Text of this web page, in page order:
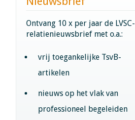
Ontvang 10 x per jaar de LVSC-
relatienieuwsbrief met o.a.:
vrij toegankelijke TsvB-
artikelen
nieuws op het vlak van
professioneel begeleiden